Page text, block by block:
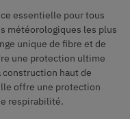
essentielle pour tous
météorologiques les plus
unique de fibre et de
une protection ultime
construction haut de
offre une protection
respirabilité.